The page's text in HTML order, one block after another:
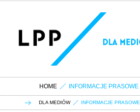
HOME INFORMACJE PRASOWE
DLA MEDIÓW INFORMACJE PRASOWE